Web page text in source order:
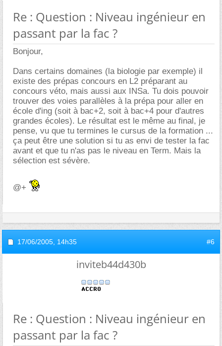
Re : Question : Niveau ingénieur en
passant par la fac ?
Bonjour,
Dans certains domaines (la biologie par exemple) il
existe des prépas concours en L2 préparant au
concours véto, mais aussi aux INSa. Tu dois pouvoir
trouver des voies parallèles à la prépa pour aller en
école d'ing (soit à bac+2, soit à bac+4 pour d'autres
grandes écoles). Le résultat est le même au final, je
pense, vu que tu termines le cursus de la formation ...
ça peut être une solution si tu as envi de tester la fac
avant et que tu n'as pas le niveau en Term. Mais la
sélection est sévère.
@+
17/06/2005, 14h35 #6
inviteb44d430b
Re : Question : Niveau ingénieur en
passant par la fac ?